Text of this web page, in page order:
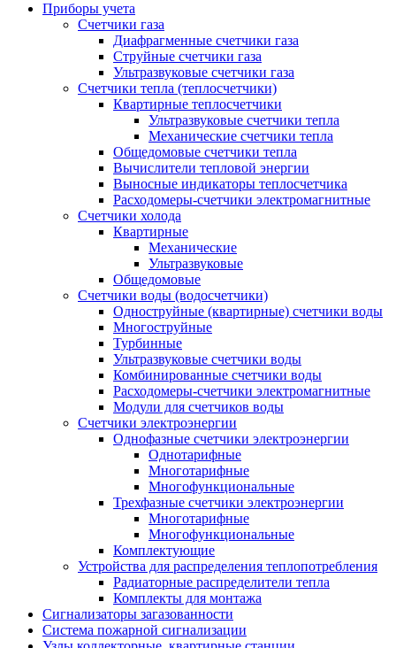
Приборы учета
Счетчики газа
Диафрагменные счетчики газа
Струйные счетчики газа
Ультразвуковые счетчики газа
Счетчики тепла (теплосчетчики)
Квартирные теплосчетчики
Ультразвуковые счетчики тепла
Механические счетчики тепла
Общедомовые счетчики тепла
Вычислители тепловой энергии
Выносные индикаторы теплосчетчика
Расходомеры-счетчики электромагнитные
Счетчики холода
Квартирные
Механические
Ультразвуковые
Общедомовые
Счетчики воды (водосчетчики)
Одноструйные (квартирные) счетчики воды
Многоструйные
Турбинные
Ультразвуковые счетчики воды
Комбинированные счетчики воды
Расходомеры-счетчики электромагнитные
Модули для счетчиков воды
Счетчики электроэнергии
Однофазные счетчики электроэнергии
Однотарифные
Многотарифные
Многофункциональные
Трехфазные счетчики электроэнергии
Многотарифные
Многофункциональные
Комплектующие
Устройства для распределения теплопотребления
Радиаторные распределители тепла
Комплекты для монтажа
Сигнализаторы загазованности
Система пожарной сигнализации